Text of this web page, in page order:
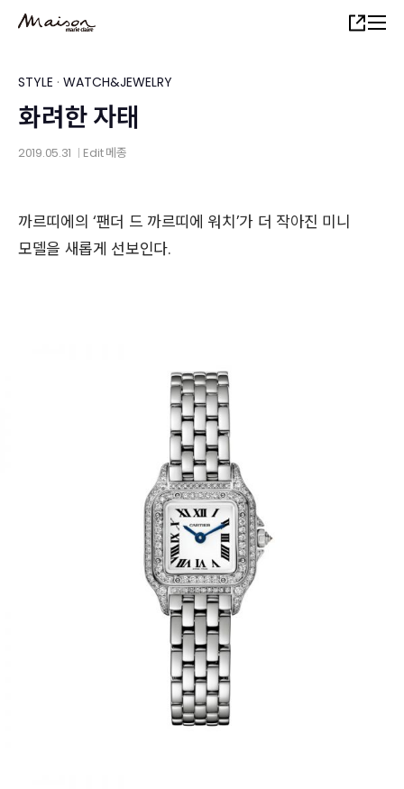
content
Share
STYLE · WATCH&JEWELRY
화려한 자태
2019.05.31 Edit메종
까르띠에의 ‘팬더 드 까르띠에 워치’가 더 작아진 미니
모델을 새롭게 선보인다.